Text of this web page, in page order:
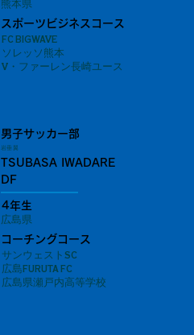
スポーツビジネスコース
熊本県
FC BIGWAVE
ソレッソ熊本
V・ファーレン長崎ユース
男子サッカー部
岩垂 翼
TSUBASA IWADARE
DF
4年生
コーチングコース
広島県
サンウェストSC
広島FURUTA FC
広島県瀬戸内高等学校